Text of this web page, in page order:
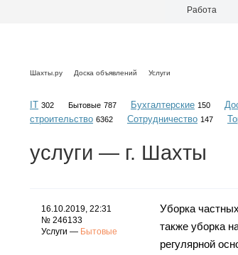
Работа
Шахты.ру Доска объявлений Услуги
IT 302 Бытовые 787 Бухгалтерские 150
строительство 6362 Сотрудничество 147
услуги — г. Шахты
16.10.2019, 22:31
№ 246133
Услуги — Бытовые
Уборка
также уборка
регулярной